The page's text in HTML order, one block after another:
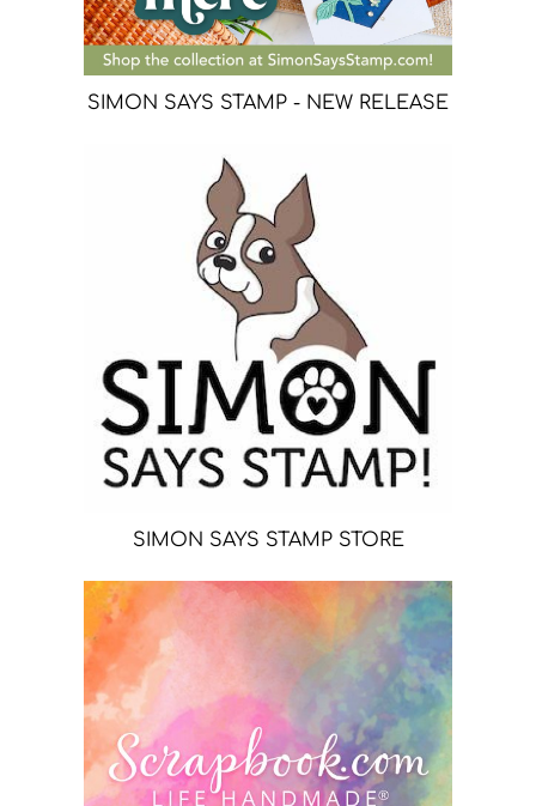
SIMON SAYS STAMP - NEW RELEASE
SIMON SAYS STAMP STORE